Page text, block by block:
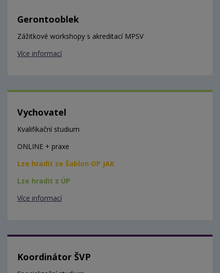
Gerontooblek
Zážitkové workshopy s akreditací MPSV
Více informací
Vychovatel
Kvalifikační studium
ONLINE + praxe
Lze hradit ze Šablon OP JAK
Lze hradit z ÚP
Více informací
Koordinátor ŠVP